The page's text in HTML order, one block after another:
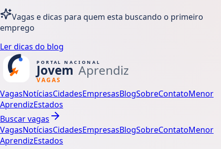
Vagas e dicas para quem esta buscando o primeiro
emprego
Ler dicas do blog
VagasNotíciasCidadesEmpresasBlogSobreContatoMenor
AprendizEstados
Buscar vagas
VagasNotíciasCidadesEmpresasBlogSobreContatoMenor
AprendizEstados